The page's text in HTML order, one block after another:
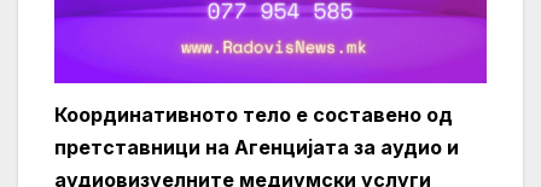
Координативното тело е составено од
претставници на Агенцијата за аудио и
аудиовизуелните медиумски услуги